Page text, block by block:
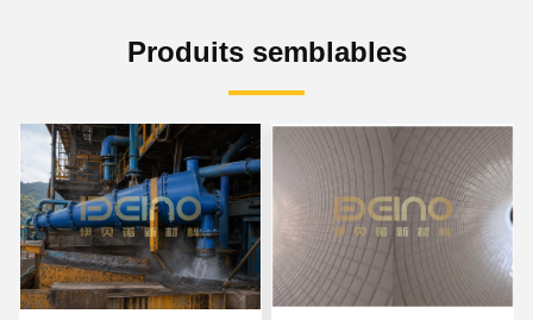
Produits semblables